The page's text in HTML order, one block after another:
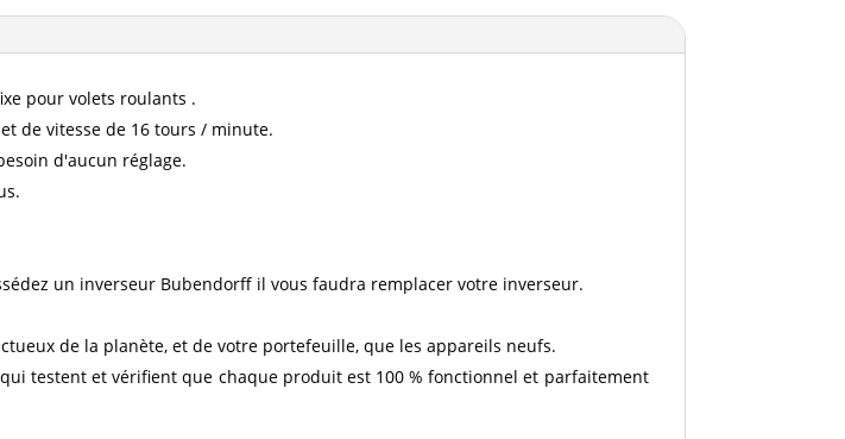
COMMANDE
pour volets roulants .
de vitesse de 16 tours / minute.
d'aucun réglage.
un inverseur Bubendorff il vous faudra remplacer votre inverseur.
de la planète, et de votre portefeuille, que les appareils neufs.
testent et vérifient que chaque produit est 100 % fonctionnel et parfaitement